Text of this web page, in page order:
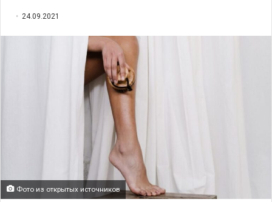
24.09.2021
Фото из открытых источников